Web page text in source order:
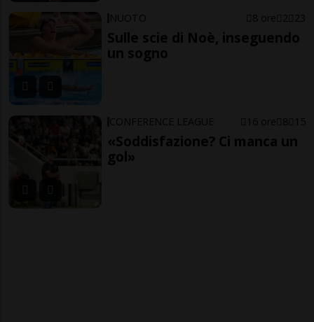
NUOTO 8 ore 2 23
Sulle scie di Noè, inseguendo
un sogno
CONFERENCE LEAGUE 16 ore 8 15
«Soddisfazione? Ci manca un
gol»